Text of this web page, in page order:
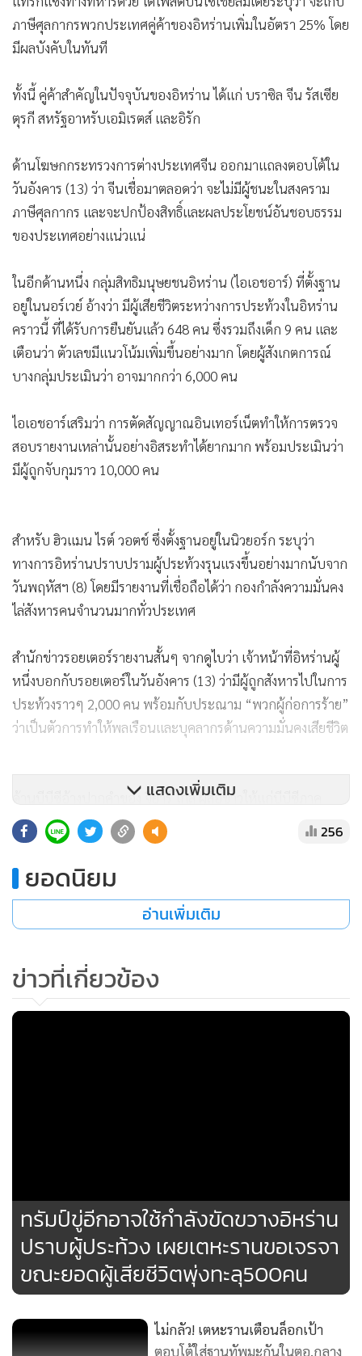
หน้านี้ว่า กำลังพิจารณาทางเลือกต่างๆ ในการดำเนินการกับ
อิหร่านที่ปราบปรามผู้ประท้วง โดยรวมถึงทางเลือกในการเข้า
แทรกแซงทางทหารด้วย ได้โพสต์บนโซเชียลมีเดียระบุว่า จะเก็บ
ภาษีศุลกากรพวกประเทศคู่ค้าของอิหร่านเพิ่มในอัตรา 25% โดย
มีผลบังคับในทันที
ทั้งนี้ คู่ค้าสำคัญในปัจจุบันของอิหร่าน ได้แก่ บราซิล จีน รัสเซีย
ตุรกี สหรัฐอาหรับเอมิเรตส์ และอิรัก
ภาษีศุลกากร และจะปกป้องสิทธิ์และผลประโยชน์อันชอบธรรม
ของประเทศอย่างแน่วแน่
ในอีกด้านหนึ่ง กลุ่มสิทธิมนุษยชนอิหร่าน (ไอเอชอาร์) ที่ตั้งฐาน
คราวนี้ ที่ได้รับการยืนยันแล้ว 648 คน ซึ่งรวมถึงเด็ก 9 คน และ
เตือนว่า ตัวเลขมีแนวโน้มเพิ่มขึ้นอย่างมาก โดยผู้สังเกตการณ์
บางกลุ่มประเมินว่า อาจมากกว่า 6,000 คน
สอบรายงานเหล่านั้นอย่างอิสระทำได้ยากมาก พร้อมประเมินว่า
มีผู้ถูกจับกุมราว 10,000 คน
สำหรับ ฮิวแมน ไรต์ วอตช์ ซึ่งตั้งฐานอยู่ในนิวยอร์ก ระบุว่า
ทางการอิหร่านปราบปรามผู้ประท้วงรุนแรงขึ้นอย่างมากนับจาก
วันพฤหัสฯ (8) โดยมีรายงานที่เชื่อถือได้ว่า กองกำลังความมั่นคง
ไล่สังหารคนจำนวนมากทั่วประเทศ
สำนักข่าวรอยเตอร์รายงานสั้นๆ จากดูไบว่า เจ้าหน้าที่อิหร่านผู้
256
อ่านเพิ่มเติม
1,119
ทรัมป์ขู่อีกอาจใช้กำลังขัดขวางอิหร่าน
ปราบผู้ประท้วง เผยเตหะรานขอเจรจา
ขณะยอดผู้เสียชีวิตพุ่งทะลุ500คน